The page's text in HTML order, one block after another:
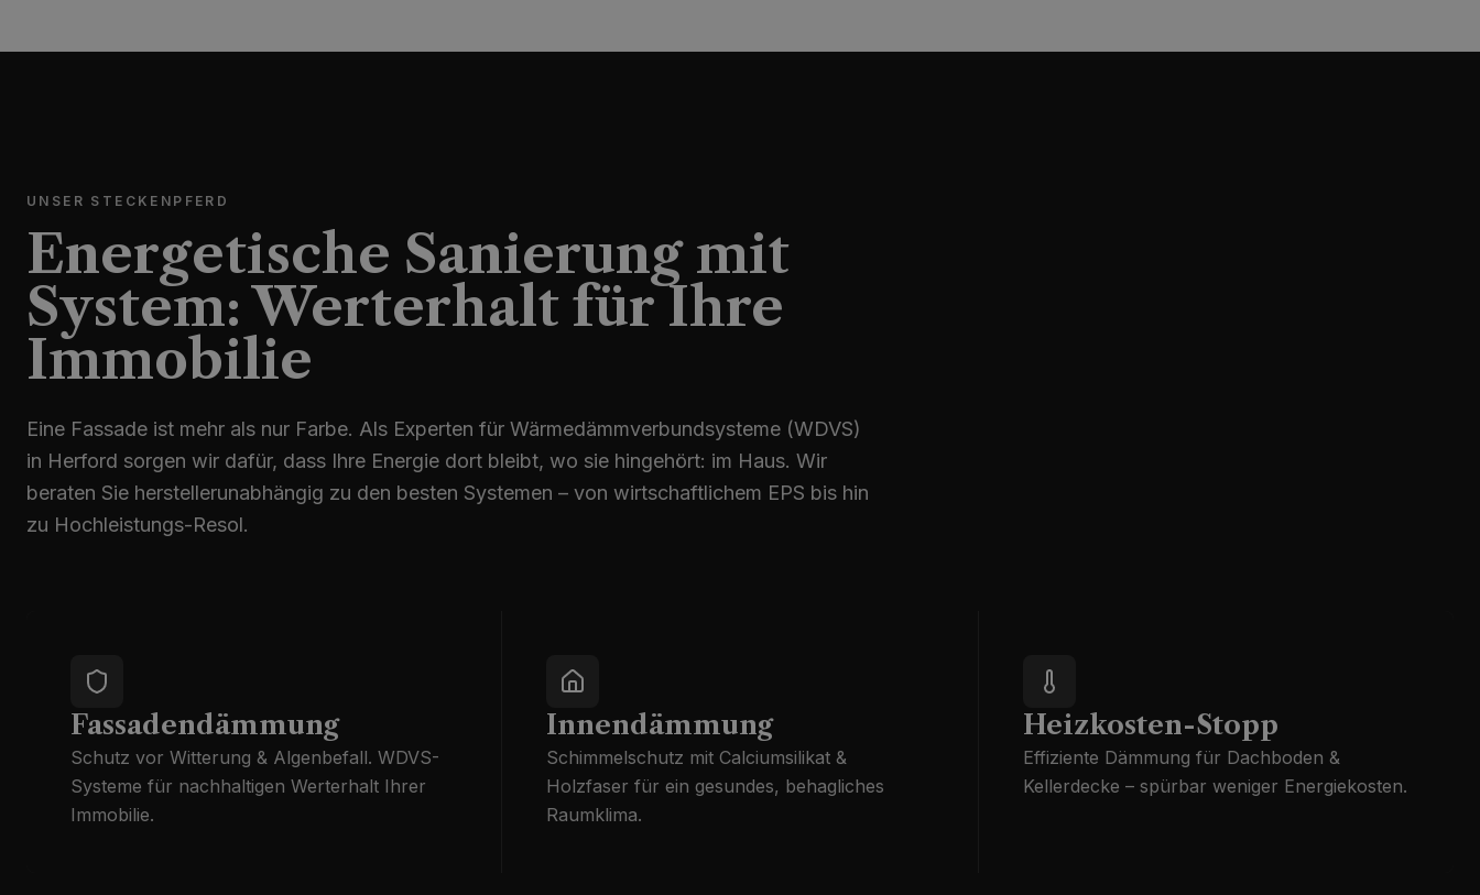
UNSER STECKENPFERD
Energetische Sanierung mit
System: Werterhalt für Ihre
Immobilie
Eine Fassade ist mehr als nur Farbe. Als Experten für Wärmedämmverbundsysteme (WDVS)
in Herford sorgen wir dafür, dass Ihre Energie dort bleibt, wo sie hingehört: im Haus. Wir
beraten Sie herstellerunabhängig zu den besten Systemen – von wirtschaftlichem EPS bis hin
zu Hochleistungs-Resol.
Fassadendämmung
Schutz vor Witterung & Algenbefall. WDVS-
Systeme für nachhaltigen Werterhalt Ihrer
Immobilie.
Innendämmung
Schimmelschutz mit Calciumsilikat &
Holzfaser für ein gesundes, behagliches
Raumklima.
Heizkosten-Stopp
Effiziente Dämmung für Dachboden &
Kellerdecke – spürbar weniger Energiekosten.